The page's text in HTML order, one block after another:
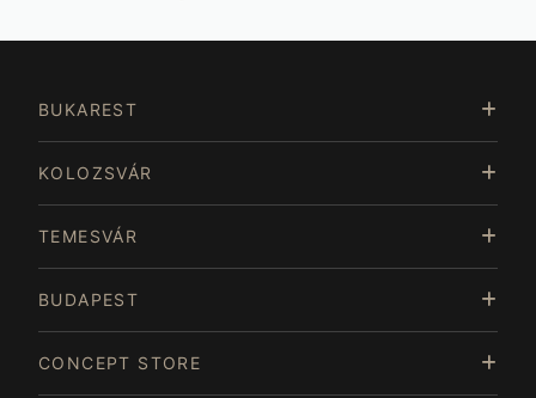
BUKAREST
KOLOZSVÁR
TEMESVÁR
BUDAPEST
CONCEPT STORE